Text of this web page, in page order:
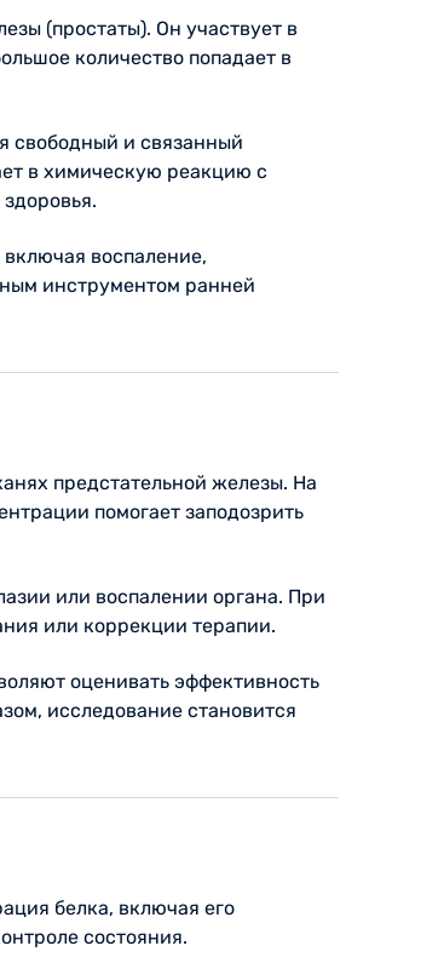
(простаты). Он участвует в
количество попадает в
свободный и связанный
в химическую реакцию с
воспаление,
инструментом ранней
предстательной железы. На
помогает заподозрить
или воспалении органа. При
или коррекции терапии.
оценивать эффективность
исследование становится
белка, включая его
состояния.